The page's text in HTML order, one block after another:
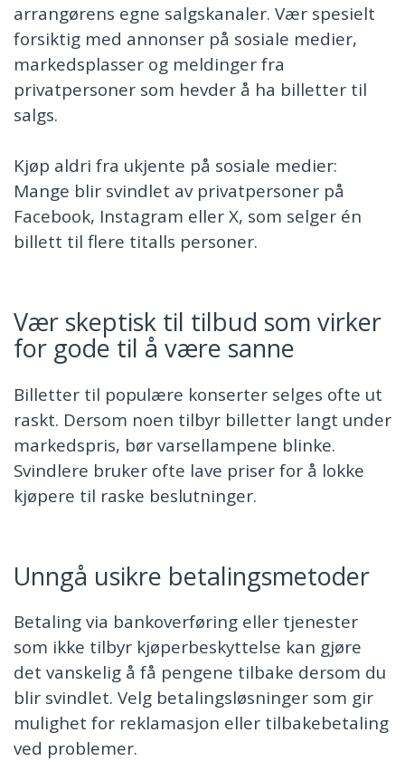
arrangørens egne salgskanaler. Vær spesielt
forsiktig med annonser på sosiale medier,
markedsplasser og meldinger fra
privatpersoner som hevder å ha billetter til
salgs.
Kjøp aldri fra ukjente på sosiale medier:
Mange blir svindlet av privatpersoner på
Facebook, Instagram eller X, som selger én
billett til flere titalls personer.
Vær skeptisk til tilbud som virker
for gode til å være sanne
Billetter til populære konserter selges ofte ut
raskt. Dersom noen tilbyr billetter langt under
markedspris, bør varsellampene blinke.
Svindlere bruker ofte lave priser for å lokke
kjøpere til raske beslutninger.
Unngå usikre betalingsmetoder
Betaling via bankoverføring eller tjenester
som ikke tilbyr kjøperbeskyttelse kan gjøre
det vanskelig å få pengene tilbake dersom du
blir svindlet. Velg betalingsløsninger som gir
mulighet for reklamasjon eller tilbakebetaling
ved problemer.